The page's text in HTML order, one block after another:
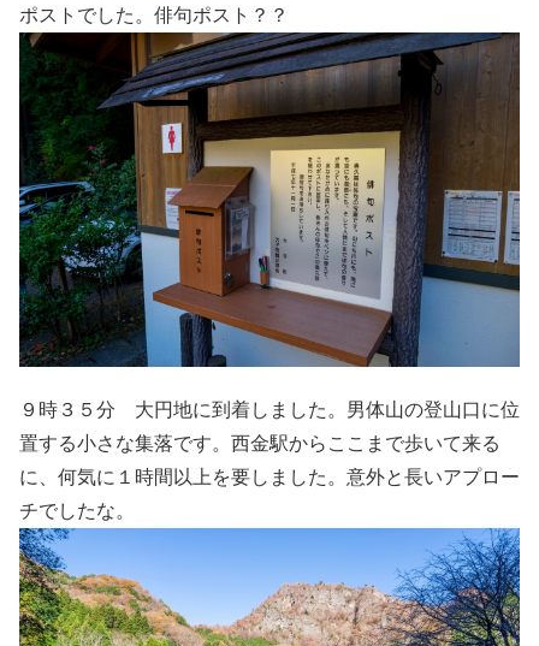
ポストでした。俳句ポスト？？
９時３５分 大円地に到着しました。男体山の登山口に位
置する小さな集落です。西金駅からここまで歩いて来る
に、何気に１時間以上を要しました。意外と長いアプロー
チでしたな。